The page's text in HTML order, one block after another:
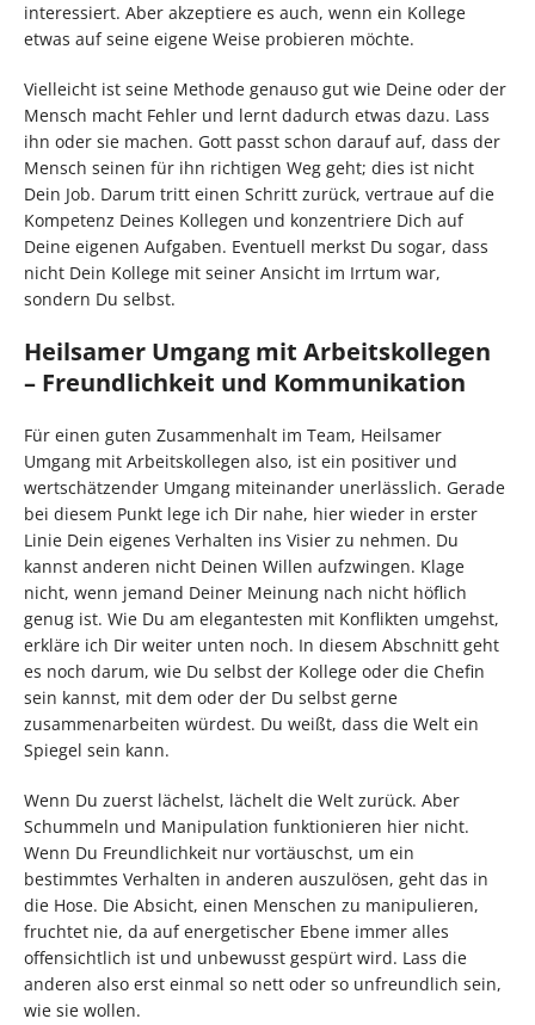
interessiert. Aber akzeptiere es auch, wenn ein Kollege
etwas auf seine eigene Weise probieren möchte.
Vielleicht ist seine Methode genauso gut wie Deine oder der
Mensch macht Fehler und lernt dadurch etwas dazu. Lass
ihn oder sie machen. Gott passt schon darauf auf, dass der
Mensch seinen für ihn richtigen Weg geht; dies ist nicht
Dein Job. Darum tritt einen Schritt zurück, vertraue auf die
Kompetenz Deines Kollegen und konzentriere Dich auf
Deine eigenen Aufgaben. Eventuell merkst Du sogar, dass
nicht Dein Kollege mit seiner Ansicht im Irrtum war,
sondern Du selbst.
Heilsamer Umgang mit Arbeitskollegen
– Freundlichkeit und Kommunikation
Für einen guten Zusammenhalt im Team, Heilsamer
Umgang mit Arbeitskollegen also, ist ein positiver und
wertschätzender Umgang miteinander unerlässlich. Gerade
bei diesem Punkt lege ich Dir nahe, hier wieder in erster
Linie Dein eigenes Verhalten ins Visier zu nehmen. Du
kannst anderen nicht Deinen Willen aufzwingen. Klage
nicht, wenn jemand Deiner Meinung nach nicht höflich
genug ist. Wie Du am elegantesten mit Konflikten umgehst,
erkläre ich Dir weiter unten noch. In diesem Abschnitt geht
es noch darum, wie Du selbst der Kollege oder die Chefin
sein kannst, mit dem oder der Du selbst gerne
zusammenarbeiten würdest. Du weißt, dass die Welt ein
Spiegel sein kann.
Wenn Du zuerst lächelst, lächelt die Welt zurück. Aber
Schummeln und Manipulation funktionieren hier nicht.
Wenn Du Freundlichkeit nur vortäuschst, um ein
bestimmtes Verhalten in anderen auszulösen, geht das in
die Hose. Die Absicht, einen Menschen zu manipulieren,
fruchtet nie, da auf energetischer Ebene immer alles
offensichtlich ist und unbewusst gespürt wird. Lass die
anderen also erst einmal so nett oder so unfreundlich sein,
wie sie wollen.